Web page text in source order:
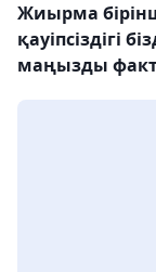
Жиырма
қауіпсіздігі
маңызды